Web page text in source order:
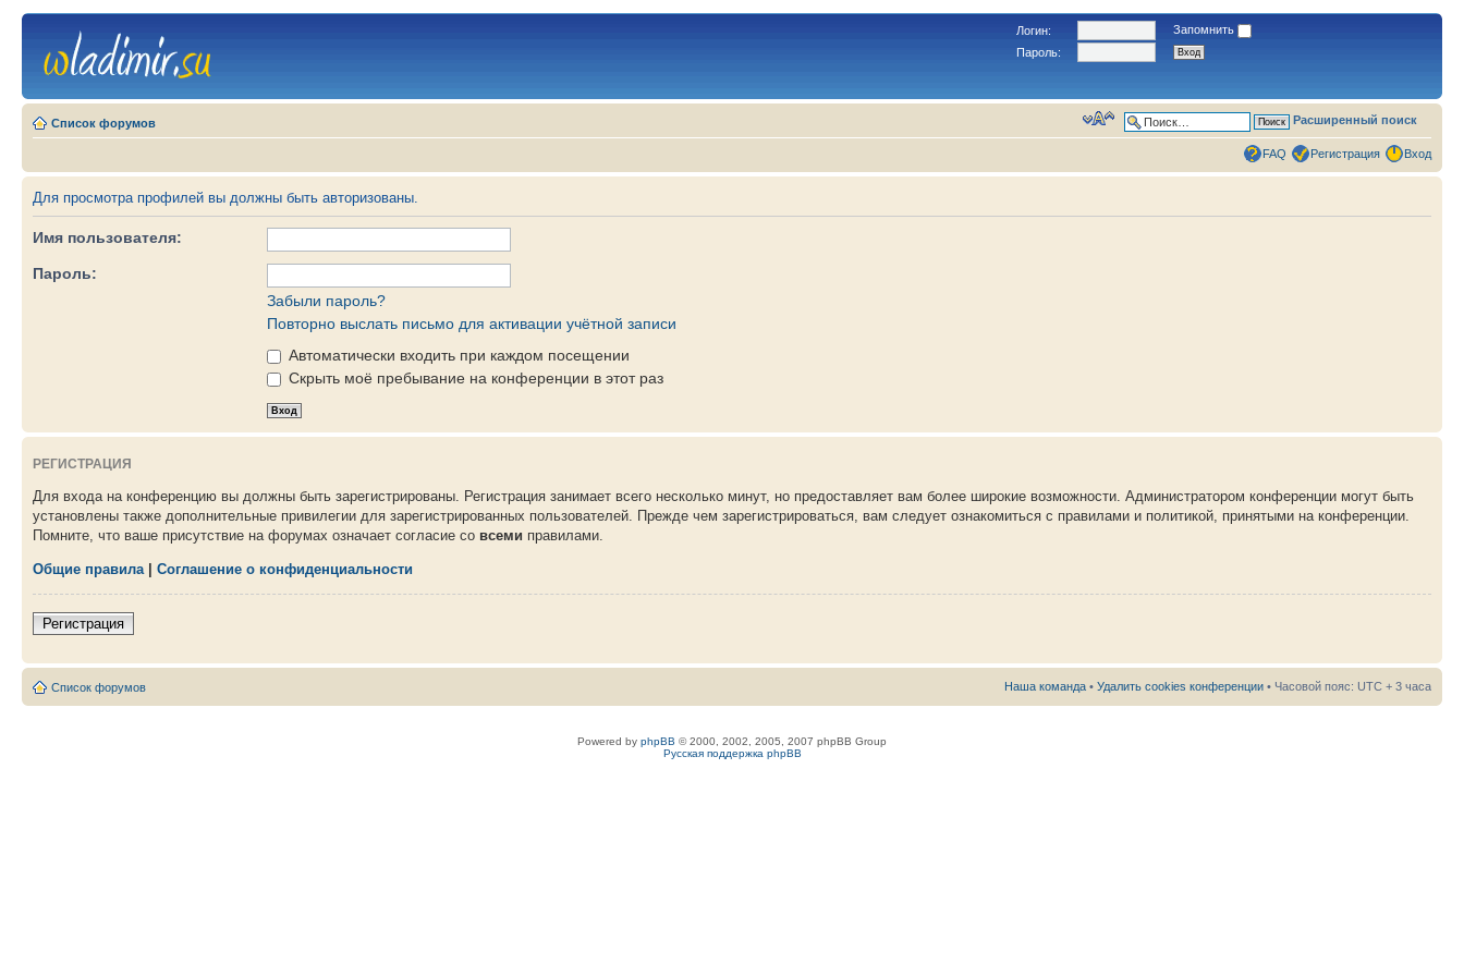
Логин:
Запомнить
Пароль:
Список форумов Расширенный поиск
FAQ Регистрация Вход
Для просмотра профилей вы должны быть авторизованы.
Имя пользователя:
Пароль:
Забыли пароль?
Повторно выслать письмо для активации учётной записи
Автоматически входить при каждом посещении
Скрыть моё пребывание на конференции в этот раз
РЕГИСТРАЦИЯ
Для входа на конференцию вы должны быть зарегистрированы. Регистрация занимает всего несколько минут, но предоставляет вам более широкие возможности. Администратором конференции могут быть
установлены также дополнительные привилегии для зарегистрированных пользователей. Прежде чем зарегистрироваться, вам следует ознакомиться с правилами и политикой, принятыми на конференции.
Помните, что ваше присутствие на форумах означает согласие со всеми правилами.
Общие правила| Соглашение о конфиденциальности
Регистрация
Список форумов Наша команда • Удалить cookies конференции • Часовой пояс: UTC + 3 часа
Powered by phpBB © 2000, 2002, 2005, 2007 phpBB Group
Русская поддержка phpBB